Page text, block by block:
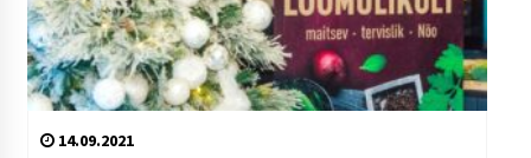
14.09.2021